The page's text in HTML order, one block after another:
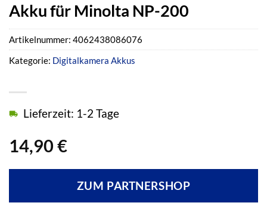
Akku für Minolta NP-200
14,90 €
Lieferzeit: 1-2 Tage
ZUM PARTNERSHOP
Artikelnummer: 4062438086076
Kategorie: Digitalkamera Akkus